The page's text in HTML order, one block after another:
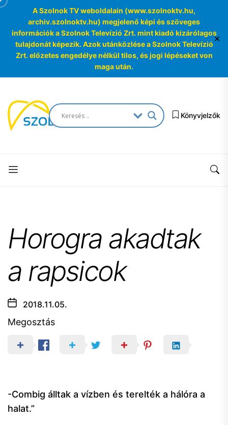
A Szolnok TV weboldalain (www.szolnoktv.hu,
archiv.szolnoktv.hu) megjelenő képi és szöveges
információk a Szolnok Televízió Zrt. mint kiadó kizárólagos
tulajdonát képezik. Azok utánközlése a Szolnok Televízió
Zrt. előzetes engedélye nélkül tilos, és jogi lépéseket von
maga után.
✕
the
content
SzolnokTV
Archívum
Archívum
Könyvjelzők
Horogra akadtak
a rapsicok
2018.11.05.
Megosztás
-Combig álltak a vízben és terelték a hálóra a
halat.”